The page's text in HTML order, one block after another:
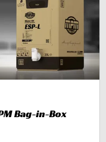
Bag-in-Box